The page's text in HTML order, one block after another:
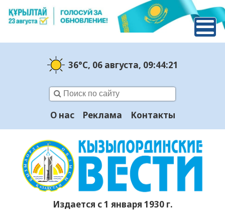
36°C, 06 августа, 09:44:22
О нас Реклама Контакты
Издается с 1 января 1930 г.